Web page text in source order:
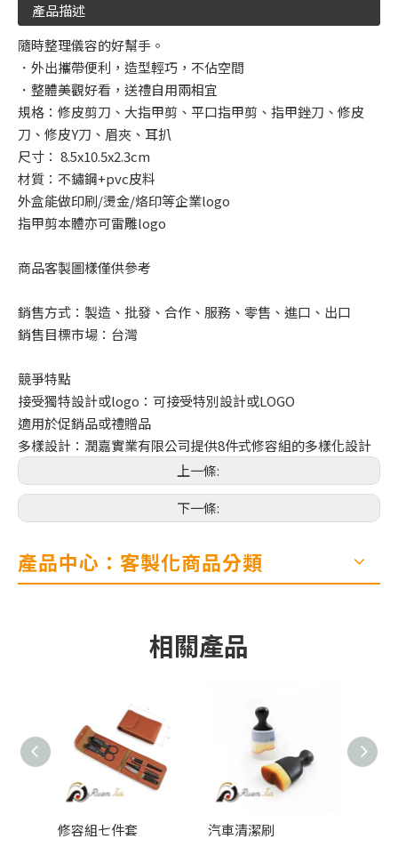
產品描述
隨時整理儀容的好幫手。
．外出攜帶便利，造型輕巧，不佔空間
．整體美觀好看，送禮自用兩相宜
規格：修皮剪刀、大指甲剪、平口指甲剪、指甲銼刀、修皮
刀、修皮Y刀、眉夾、耳扒
尺寸： 8.5x10.5x2.3cm
材質：不鏽鋼+pvc皮料
外盒能做印刷/燙金/烙印等企業logo
指甲剪本體亦可雷雕logo
商品客製圖樣僅供參考
銷售方式：製造、批發、合作、服務、零售、進口、出口
銷售目標市場：台灣
競爭特點
接受獨特設計或logo：可接受特別設計或LOGO
適用於促銷品或禮贈品
多樣設計：潤嘉實業有限公司提供8件式修容組的多樣化設計
上一條:
下一條:
產品中心：客製化商品分類
相關產品
修容組七件套 汽車清潔刷